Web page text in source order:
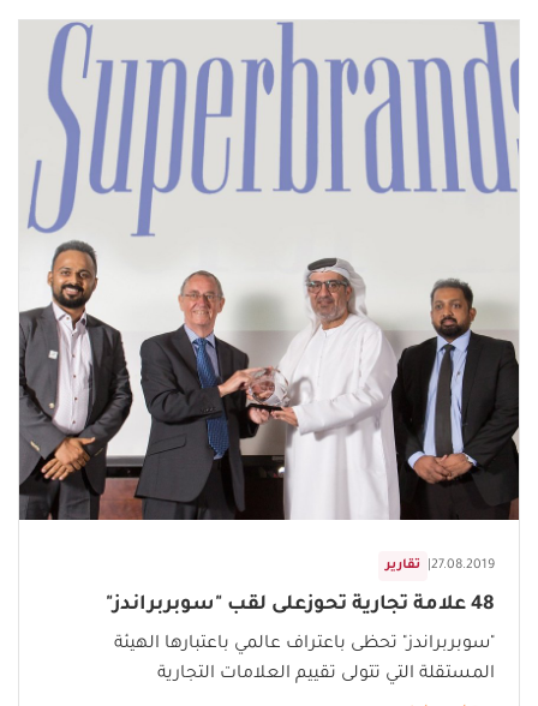
تقارير 27.08.2019
48 علامة تجارية تحوزعلى لقب "سوبربراندز"
"سوبربراندز" تحظى باعتراف عالمي باعتبارها الهيئة
المستقلة التي تتولى تقييم العلامات التجارية